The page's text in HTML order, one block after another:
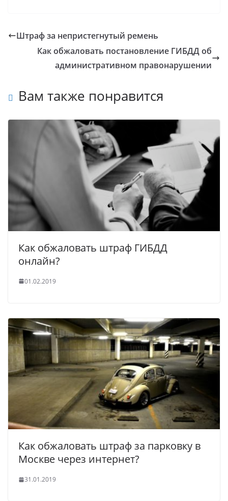
Штраф за непристегнутый ремень
Как обжаловать постановление ГИБДД об
административном правонарушении
Вам также понравится
Как обжаловать штраф ГИБДД
онлайн?
01.02.2019
Как обжаловать штраф за парковку в
Москве через интернет?
31.01.2019